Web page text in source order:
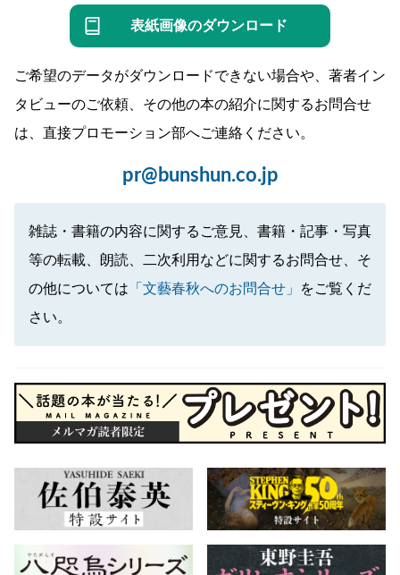
表紙画像のダウンロード
ご希望のデータがダウンロードできない場合や、著者イン
タビューのご依頼、その他の本の紹介に関するお問合せ
は、直接プロモーション部へご連絡ください。
pr@bunshun.co.jp
雑誌・書籍の内容に関するご意見、書籍・記事・写真
等の転載、朗読、二次利用などに関するお問合せ、そ
の他については 「文藝春秋へのお問合せ」
をご覧くだ
さい。